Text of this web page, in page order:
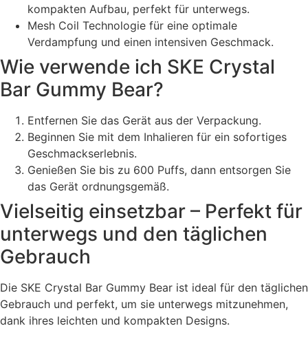
kompakten Aufbau, perfekt für unterwegs.
Mesh Coil Technologie für eine optimale
Verdampfung und einen intensiven Geschmack.
Wie verwende ich SKE Crystal
Bar Gummy Bear?
Entfernen Sie das Gerät aus der Verpackung.
Beginnen Sie mit dem Inhalieren für ein sofortiges
Geschmackserlebnis.
Genießen Sie bis zu 600 Puffs, dann entsorgen Sie
das Gerät ordnungsgemäß.
Vielseitig einsetzbar – Perfekt für
unterwegs und den täglichen
Gebrauch
Die SKE Crystal Bar Gummy Bear ist ideal für den täglichen
Gebrauch und perfekt, um sie unterwegs mitzunehmen,
dank ihres leichten und kompakten Designs.